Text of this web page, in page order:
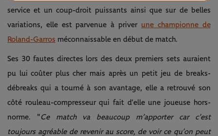
service et un coup-droit puissants ainsi que sur de belles
variations, elle est parvenue à priver une championne de
Roland-Garros méconnaissable en début de match.
Ses 30 fautes directes lors des deux premiers sets auraient
pu lui coûter plus cher mais après un petit jeu de breaks-
débreaks qui a tourné à son avantage, elle a retrouvé son
côté rouleau-compresseur qui fait d’elle une joueuse hors-
norme. "Ce match va beaucoup m’apporter car c’est
toujours agréable de revenir au score, de voir ce qu’on peut